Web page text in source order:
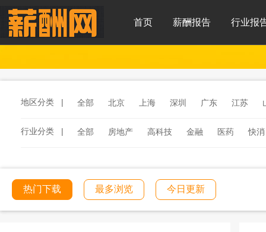
首页 薪酬报告 行业报
地区分类 | 全部 北京 上海 深圳 广东 江苏
行业分类 | 全部 房地产 高科技 金融 医药
快消
工程建筑
文化传媒 学校教育 医院医疗
热门下载 最多浏览 今日更新